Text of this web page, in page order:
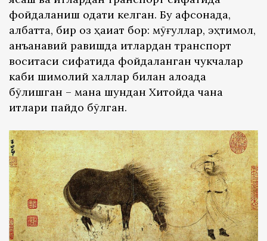
фойдаланиш одати келган. Бу афсонада,
албатта, бир оз ҳақиқат бор: мўғуллар, эҳтимол,
анъанавий равишда итлардан транспорт
воситаси сифатида фойдаланган чукчалар
каби шимолий халқлар билан алоқада
бўлишган – мана шундан Хитойда чана
итлари пайдо бўлган.